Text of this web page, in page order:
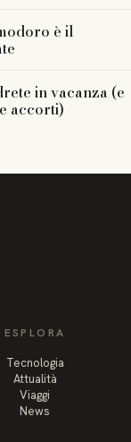
è il
in vacanza (e
accorti)
ESPLORA
Tecnologia
Attualità
Viaggi
News